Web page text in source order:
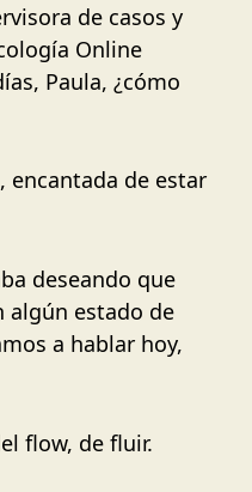
de casos y
Online
Paula, ¿cómo
encantada de estar
deseando que
algún estado de
a hablar hoy,
flow, de fluir.